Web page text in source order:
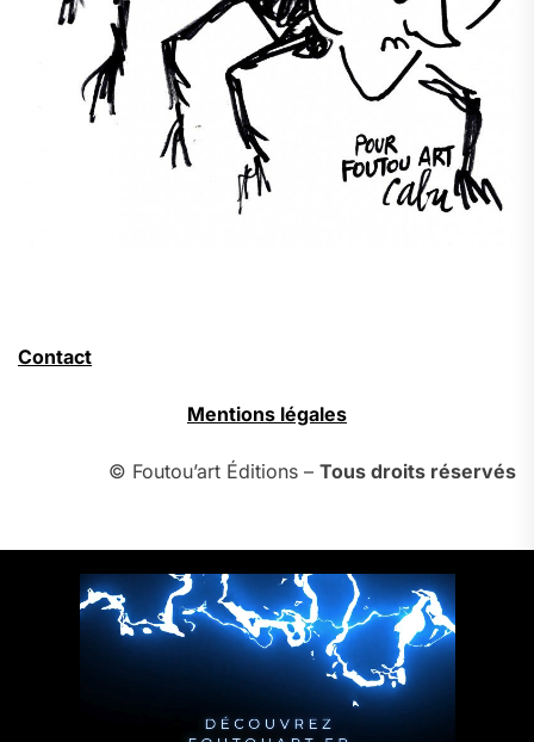
Contact
Mentions légales
© Foutou’art Éditions – Tous droits réservés